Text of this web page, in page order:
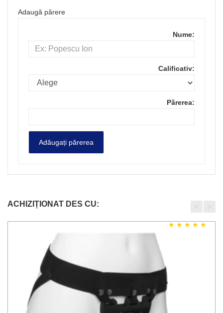
Adaugă părere
Nume:
Calificativ:
Părerea:
ACHIZIȚIONAT DES CU: < >